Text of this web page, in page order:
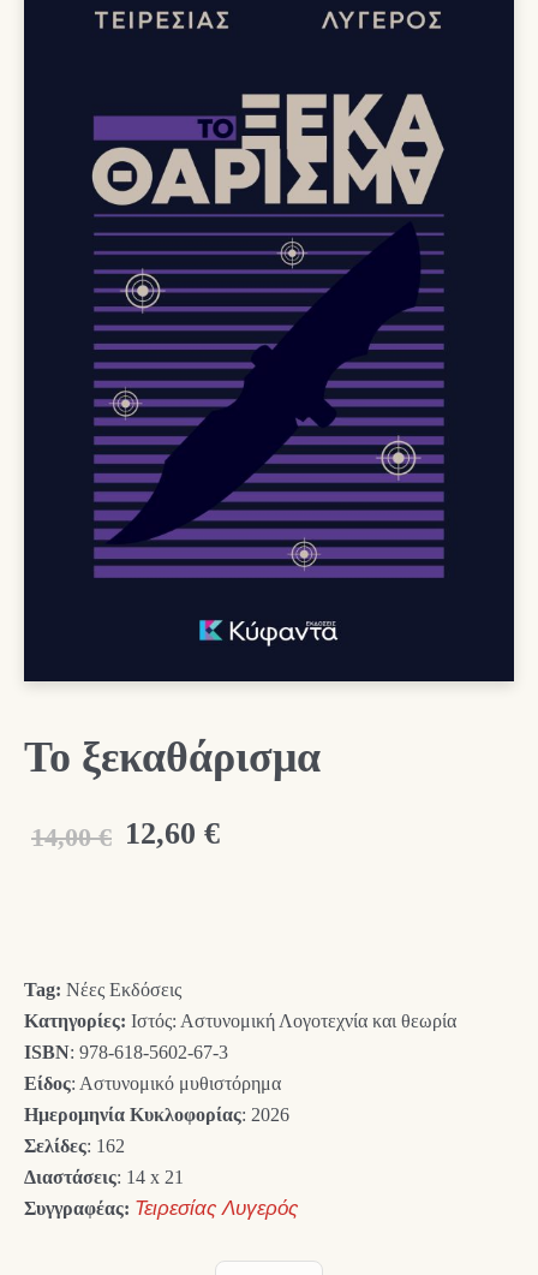
Το ξεκαθάρισμα
14,00 € Original
12,60 €Η
12,60 €.
Tag: Νέες Εκδόσεις
Κατηγορίες: Ιστός: Αστυνομική Λογοτεχνία και θεωρία
ISBN: 978-618-5602-67-3
Είδος: Αστυνομικό μυθιστόρημα
Ημερομηνία Κυκλοφορίας: 2026
Σελίδες: 162
Διαστάσεις: 14 x 21
Συγγραφέας: Τειρεσίας Λυγερός